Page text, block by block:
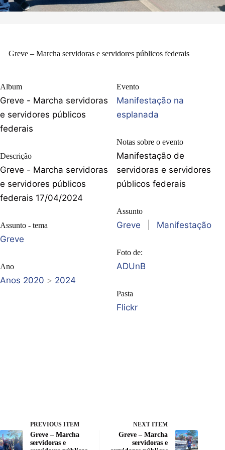
Greve – Marcha servidoras e servidores públicos federais
Album
Greve - Marcha servidoras
e servidores públicos
federais
Descrição
Greve - Marcha servidoras
e servidores públicos
federais 17/04/2024
Assunto - tema
Greve
Ano
Anos 2020 > 2024
Evento
Manifestação na
esplanada
Notas sobre o evento
Manifestação de
servidoras e servidores
públicos federais
Assunto
Greve Manifestação
Foto de:
ADUnB
Pasta
Flickr
PREVIOUS ITEM
Greve – Marcha
servidoras e
NEXT ITEM
Greve – Marcha
servidoras e